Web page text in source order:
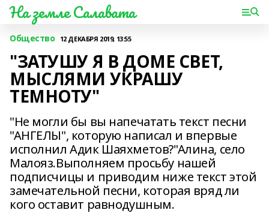
На земле Салавата
Общество 12 ДЕКАБРЯ 2019, 13:55
"ЗАТУШУ Я В ДОМЕ СВЕТ,
МЫСЛЯМИ УКРАШУ
ТЕМНОТУ"
"Не могли бы вы напечатать текст песни
"АНГЕЛЫ", которую написал и впервые
исполнил Адик Шаяхметов?"Алина, село
Малояз.Выполняем просьбу нашей
подписчицы и приводим ниже текст этой
замечательной песни, которая вряд ли
кого оставит равнодушным.